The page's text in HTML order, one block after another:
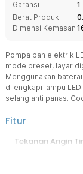
Garansi
1
Berat Produk
Dimensi Kemasan
Pompa ban elektrik
mode preset, layar
Menggunakan
dilengkapi lampu
selang anti panas.
Fitur
Tekanan Angin
motor, sepeda,